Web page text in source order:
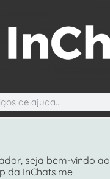
seja bem-vindo ao
da InChats.me